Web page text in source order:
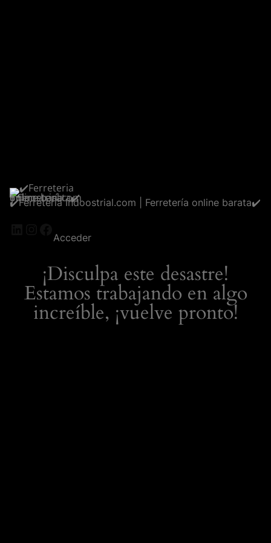
✔️Ferreteria Indoostrial.com | Ferretería online barata✔️
LinkedIn
Instagram
Facebook
Acceder
¡Disculpa este desastre!
Estamos trabajando en algo
increíble, ¡vuelve pronto!